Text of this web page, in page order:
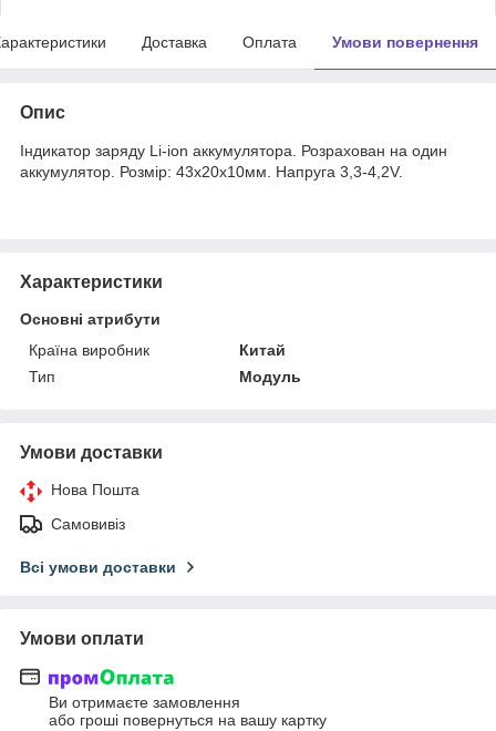
Доставка Оплата Умови повернення
Опис
Індикатор заряду Li-ion аккумулятора. Розрахован на один
аккумулятор. Розмір: 43х20х10мм. Напруга 3,3-4,2V.
Характеристики
Основні атрибути
Країна виробник
Китай
Тип
Модуль
Умови доставки
Нова Пошта
Самовивіз
Всі умови доставки
Умови оплати
Ви отримаєте замовлення
або гроші повернуться на вашу картку